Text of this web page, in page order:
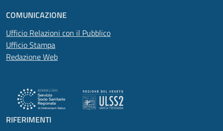
COMUNICAZIONE
Ufficio Relazioni con il Pubblico
Ufficio Stampa
Redazione Web
RIFERIMENTI